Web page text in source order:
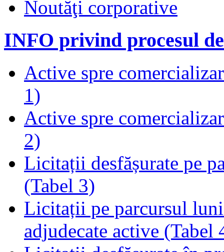
Noutăţi corporative
INFO privind procesul
Active spre
1)
Active spre
2)
Licitații desfășurate pe
(Tabel 3)
Licitații pe parcursul
adjudecate active (Tabel